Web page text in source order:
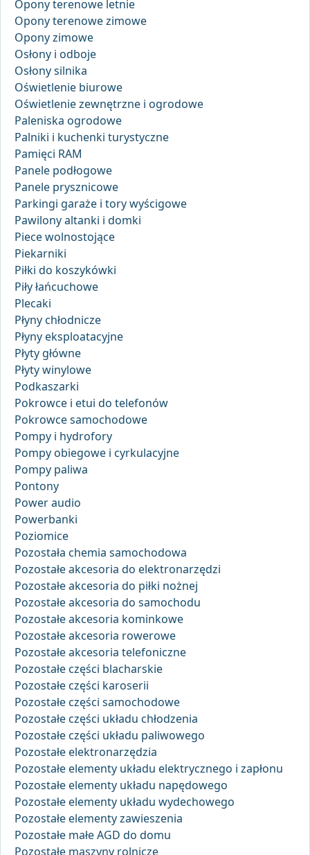
Opony terenowe letnie
Opony terenowe zimowe
Opony zimowe
Osłony i odboje
Osłony silnika
Oświetlenie biurowe
Oświetlenie zewnętrzne i ogrodowe
Paleniska ogrodowe
Palniki i kuchenki turystyczne
Pamięci RAM
Panele podłogowe
Panele prysznicowe
Parkingi garaże i tory wyścigowe
Pawilony altanki i domki
Piece wolnostojące
Piekarniki
Piłki do koszykówki
Piły łańcuchowe
Plecaki
Płyny chłodnicze
Płyny eksploatacyjne
Płyty główne
Płyty winylowe
Podkaszarki
Pokrowce i etui do telefonów
Pokrowce samochodowe
Pompy i hydrofory
Pompy obiegowe i cyrkulacyjne
Pompy paliwa
Pontony
Power audio
Powerbanki
Poziomice
Pozostała chemia samochodowa
Pozostałe akcesoria do elektronarzędzi
Pozostałe akcesoria do piłki nożnej
Pozostałe akcesoria do samochodu
Pozostałe akcesoria kominkowe
Pozostałe akcesoria rowerowe
Pozostałe akcesoria telefoniczne
Pozostałe części blacharskie
Pozostałe części karoserii
Pozostałe części samochodowe
Pozostałe części układu chłodzenia
Pozostałe części układu paliwowego
Pozostałe elektronarzędzia
Pozostałe elementy układu elektrycznego i zapłonu
Pozostałe elementy układu napędowego
Pozostałe elementy układu wydechowego
Pozostałe elementy zawieszenia
Pozostałe małe AGD do domu
Pozostałe maszyny rolnicze